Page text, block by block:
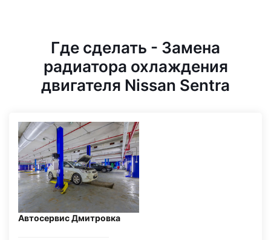
Где сделать - Замена
радиатора охлаждения
двигателя Nissan Sentra
Автосервис Дмитровка